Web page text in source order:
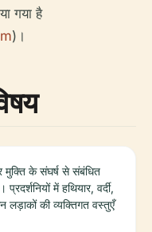
गया है
)।
के संघर्ष से संबंधित
में हथियार, वर्दी,
लड़ाकों की व्यक्तिगत वस्तुएँ